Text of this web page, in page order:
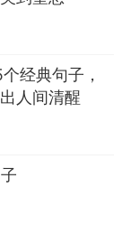
经典句子，
人间清醒